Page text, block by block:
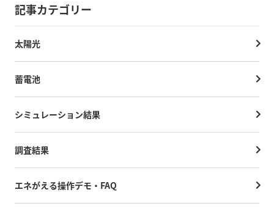
記事カテゴリー
太陽光
蓄電池
シミュレーション結果
調査結果
エネがえる操作デモ・FAQ